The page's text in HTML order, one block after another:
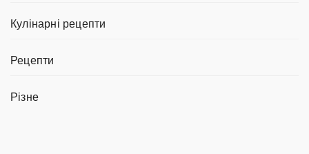
Кулінарні рецепти
Рецепти
Різне